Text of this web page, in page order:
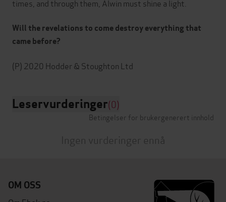
times, and through them, Alwin must shine a light.
Will the revelations to come destroy everything that
came before?
Leservurderinger(0)
Betingelser for brukergenerert innhold
Ingen vurderinger ennå
OM OSS